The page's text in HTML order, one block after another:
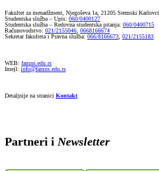
Fakultet za menadžment, Njegoševa 1a, 21205 Sremski Karlovci
Studentska služba – Upis: 060/0400127
Studentska služba – Redovna studentska pitanja: 060/0400715
Računovodstvo: 021/2155046 0668166674
Sekretar fakulteta i Pravna služba: 066/8166673 021/2155183
WEB: famns.edu.rs
Imejl: info@famns.edu.rs
Detaljnije na stranici Kontakt
Partneri i Newsletter